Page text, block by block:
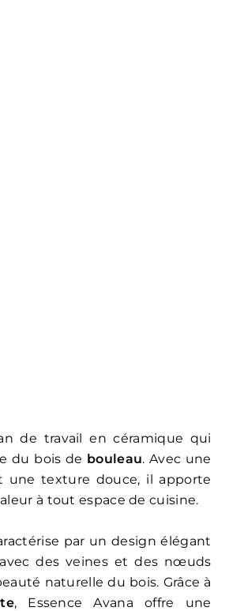
de travail en céramique qui
du bois de bouleau. Avec une
une texture douce, il apporte
à tout espace de cuisine.
par un design élégant
des veines et des nœuds
naturelle du bois. Grâce à
, Essence Avana offre une